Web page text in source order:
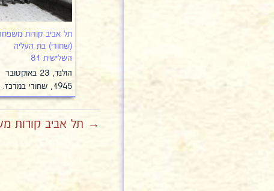
תל אביב קורות
(שחורי) בת העליה
השלישית 81
הולנד, 23 באוקטובר
1945, שחורי במרכז.
→ תל אביב קורות